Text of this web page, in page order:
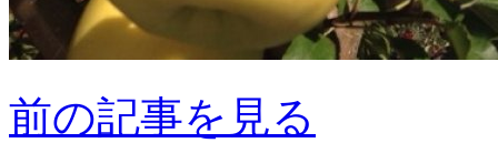
前の記事を見る